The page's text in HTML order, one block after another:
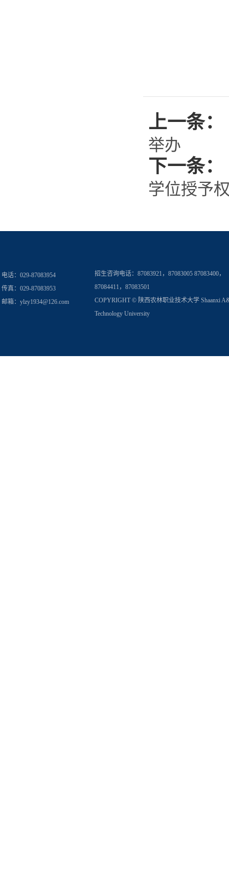
上一条：
举办
下一条：
学位授予
电话：029-87083954
传真：029-87083953
邮箱： ylzy1934@126.com
招生咨询电话： 87083921，87083005 87083400，
87084411，87083501
COPYRIGHT © 陕西农林职业技术大学 Shaanxi
Technology University